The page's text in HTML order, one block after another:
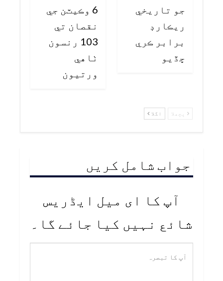
جو تاريخي
ريڪارڊ
برابر ڪري
ڇڏيو
6 وڪيٽن جي
نقصان تي
103 رنسون
ٺاهي
ورتيون
پچھلا اگلا
جواب شامل کریں
آپ کا ای میل ایڈریس
شائع نہیں کیا جائے گا۔